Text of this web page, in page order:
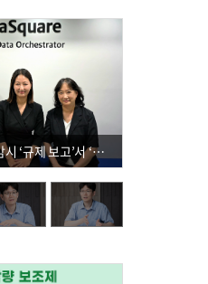
셀타스퀘어, 약물감시 ‘규제 보고’서 ‘데이터 의사결정’으로 "PVX 전환 요구 커진다"